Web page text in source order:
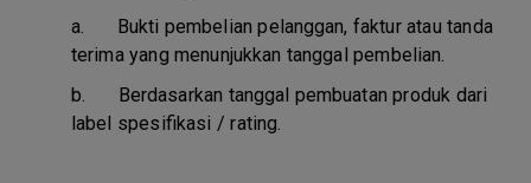
a. Bukti pembelian pelanggan, faktur atau tanda
terima yang menunjukkan tanggal pembelian.
b. Berdasarkan tanggal pembuatan produk dari
label spesifikasi / rating.